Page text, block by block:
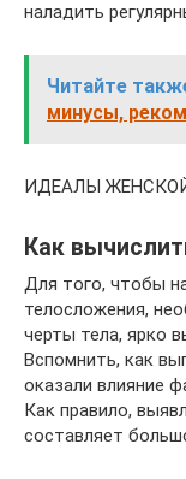
наладить
Читайте
минусы,
ИДЕАЛЫ
Как
Для того, чтобы
телосложения,
черты тела, ярко
Вспомнить, как
оказали влияние
Как правило,
составляет